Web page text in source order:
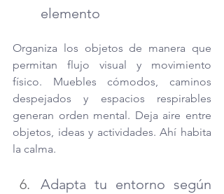
elemento
Organiza los objetos de manera que
permitan flujo visual y movimiento
físico. Muebles cómodos, caminos
despejados y espacios respirables
generan orden mental. Deja aire entre
objetos, ideas y actividades. Ahí habita
la calma.
Adapta tu entorno según